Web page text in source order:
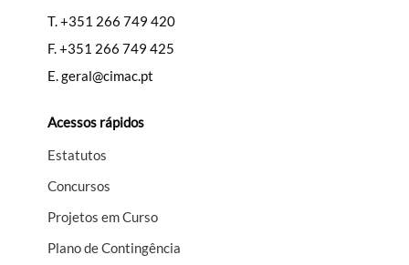
T.+351 266 749 420
F.+351 266 749 425
E.geral@cimac.pt
Acessos rápidos
Estatutos
Concursos
Projetos em Curso
Plano de Contingência